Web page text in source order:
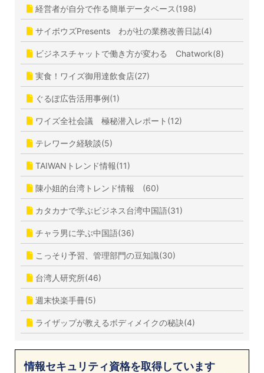
経営者が自分で作る簡単データベース(198)
サイボウズPresents わが社の業務改善日誌(4)
ビジネスチャットで働き方が変わる Chatwork(8)
実食！ワイズ御用達飲食店(27)
ぐるぽ広告活用事例(1)
ワイズ全社会議 極秘潜入レポート(12)
テレワーク経験談(5)
TAIWANトレンド情報(11)
陳小姐的台湾トレンド情報 (60)
カタカナで学ぶビジネス台湾中国語(31)
チャラ男に学ぶ中国語(36)
こっそり予習、管理部門の豆知識(30)
台湾人研究所(46)
週末快楽手冊(5)
ライザップが教えるボディメイクの秘訣(4)
情報セキュリティ資格を取得しています